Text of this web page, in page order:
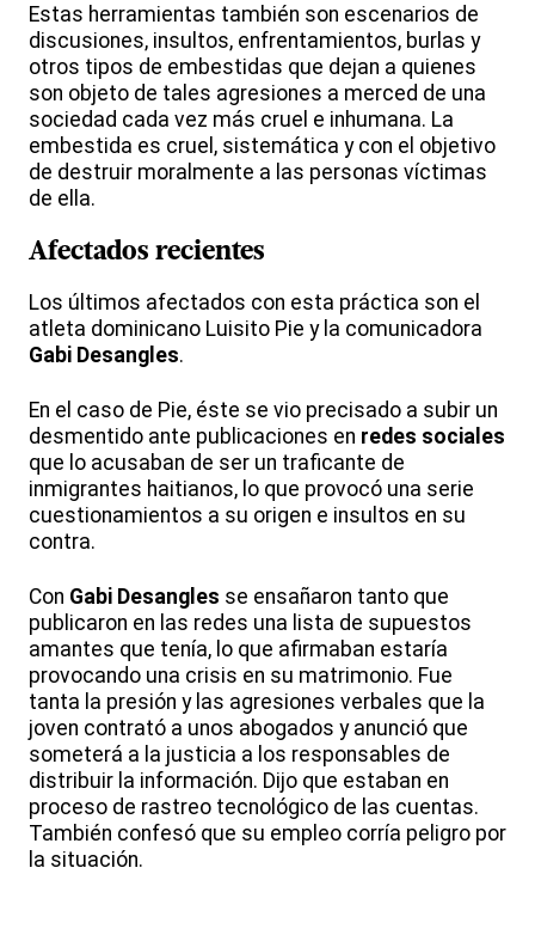
Estas herramientas también son escenarios de
discusiones, insultos, enfrentamientos, burlas y
otros tipos de embestidas que dejan a quienes
son objeto de tales agresiones a merced de una
sociedad cada vez más cruel e inhumana. La
embestida es cruel, sistemática y con el objetivo
de destruir moralmente a las personas víctimas
de ella.
Afectados recientes
Los últimos afectados con esta práctica son el
atleta dominicano Luisito Pie y la comunicadora
Gabi Desangles.
En el caso de Pie, éste se vio precisado a subir un
desmentido ante publicaciones en redes sociales
que lo acusaban de ser un traficante de
inmigrantes haitianos, lo que provocó una serie
cuestionamientos a su origen e insultos en su
contra.
Con Gabi Desangles se ensañaron tanto que
publicaron en las redes una lista de supuestos
amantes que tenía, lo que afirmaban estaría
provocando una crisis en su matrimonio. Fue
tanta la presión y las agresiones verbales que la
joven contrató a unos abogados y anunció que
someterá a la justicia a los responsables de
distribuir la información. Dijo que estaban en
proceso de rastreo tecnológico de las cuentas.
También confesó que su empleo corría peligro por
la situación.